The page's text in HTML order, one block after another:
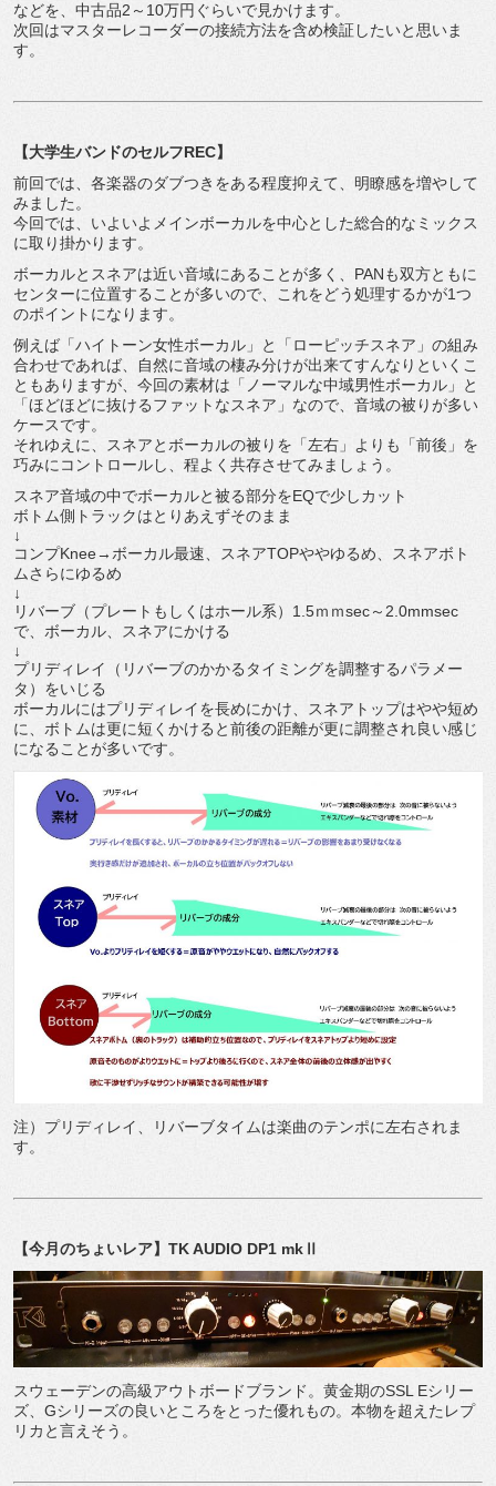
などを、中古品2～10万円ぐらいで見かけます。
次回はマスターレコーダーの接続方法を含め検証したいと思いま
す。
【大学生バンドのセルフREC】
前回では、各楽器のダブつきをある程度抑えて、明瞭感を増やして
みました。
今回では、いよいよメインボーカルを中心とした総合的なミックス
に取り掛かります。
ボーカルとスネアは近い音域にあることが多く、PANも双方ともに
センターに位置することが多いので、これをどう処理するかが1つ
のポイントになります。
例えば「ハイトーン女性ボーカル」と「ローピッチスネア」の組み
合わせであれば、自然に音域の棲み分けが出来てすんなりといくこ
ともありますが、今回の素材は「ノーマルな中域男性ボーカル」と
「ほどほどに抜けるファットなスネア」なので、音域の被りが多い
ケースです。
それゆえに、スネアとボーカルの被りを「左右」よりも「前後」を
巧みにコントロールし、程よく共存させてみましょう。
スネア音域の中でボーカルと被る部分をEQで少しカット
ボトム側トラックはとりあえずそのまま
↓
コンプKnee→ボーカル最速、スネアTOPややゆるめ、スネアボト
ムさらにゆるめ
↓
リバーブ（プレートもしくはホール系）1.5ｍｍsec～2.0mmsec
で、ボーカル、スネアにかける
↓
プリディレイ（リバーブのかかるタイミングを調整するパラメー
タ）をいじる
ボーカルにはプリディレイを長めにかけ、スネアトップはやや短め
に、ボトムは更に短くかけると前後の距離が更に調整され良い感じ
になることが多いです。
注）プリディレイ、リバーブタイムは楽曲のテンポに左右されま
す。
【今月のちょいレア】 TK AUDIO DP1 mkⅡ
スウェーデンの高級アウトボードブランド。黄金期のSSL Eシリー
ズ、 Gシリーズの良いところをとった優れもの。本物を超えたレプ
リカと言えそう。